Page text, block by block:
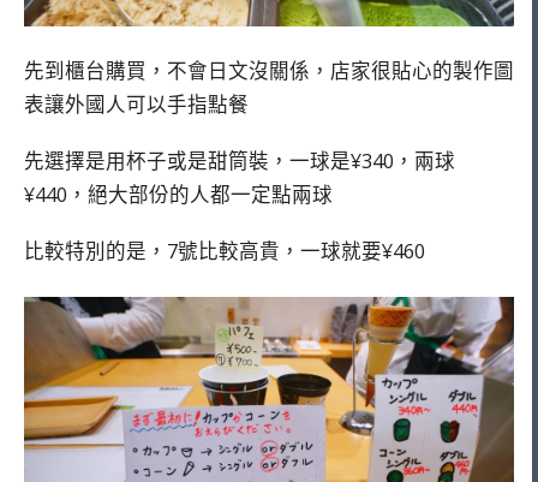
先到櫃台購買，不會日文沒關係，店家很貼心的製作圖
表讓外國人可以手指點餐
先選擇是用杯子或是甜筒裝，一球是¥340，兩球
¥440，絕大部份的人都一定點兩球
比較特別的是，7號比較高貴，一球就要¥460